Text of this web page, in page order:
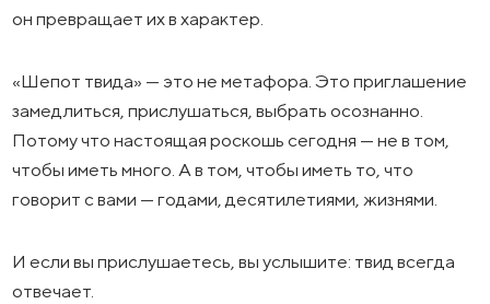
он превращает их в характер.
«Шепот твида» — это не метафора. Это приглашение
замедлиться, прислушаться, выбрать осознанно.
Потому что настоящая роскошь сегодня — не в том,
чтобы иметь много. А в том, чтобы иметь то, что
говорит с вами — годами, десятилетиями, жизнями.
И если вы прислушаетесь, вы услышите: твид всегда
отвечает.